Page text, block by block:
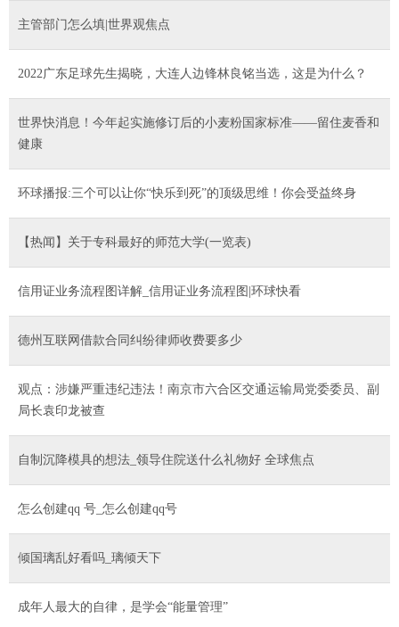
主管部门怎么填|世界观焦点
2022广东足球先生揭晓，大连人边锋林良铭当选，这是为什么？
世界快消息！今年起实施修订后的小麦粉国家标准——留住麦香和
健康
环球播报:三个可以让你“快乐到死”的顶级思维！你会受益终身
【热闻】关于专科最好的师范大学(一览表)
信用证业务流程图详解_信用证业务流程图|环球快看
德州互联网借款合同纠纷律师收费要多少
观点：涉嫌严重违纪违法！南京市六合区交通运输局党委委员、副
局长袁印龙被查
自制沉降模具的想法_领导住院送什么礼物好 全球焦点
怎么创建qq 号_怎么创建qq号
倾国璃乱好看吗_璃倾天下
成年人最大的自律，是学会“能量管理”